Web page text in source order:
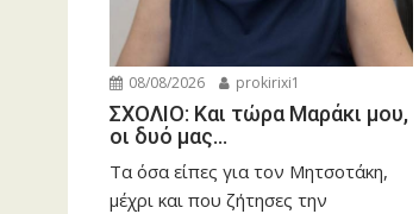
08/08/2026 prokirixi1
ΣΧΟΛΙΟ: Και τώρα Μαράκι μου,
οι δυό μας…
Τα όσα είπες για τον Μητσοτάκη,
μέχρι και που ζήτησες την